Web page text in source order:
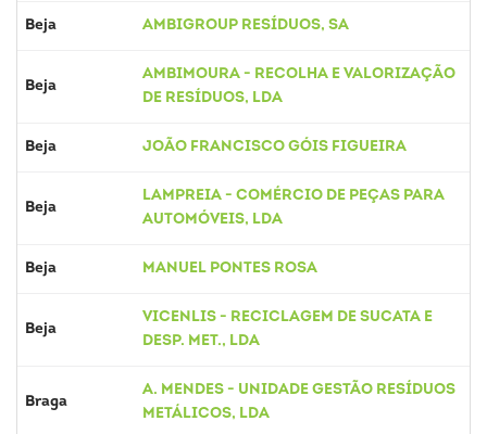
Beja AMBIGROUP RESÍDUOS, SA
Beja
AMBIMOURA - RECOLHA E VALORIZAÇÃO
DE RESÍDUOS, LDA
Beja JOÃO FRANCISCO GÓIS FIGUEIRA
Beja
LAMPREIA - COMÉRCIO DE PEÇAS PARA
AUTOMÓVEIS, LDA
Beja MANUEL PONTES ROSA
Beja
VICENLIS - RECICLAGEM DE SUCATA E
DESP. MET., LDA
Braga
A. MENDES - UNIDADE GESTÃO RESÍDUOS
METÁLICOS, LDA